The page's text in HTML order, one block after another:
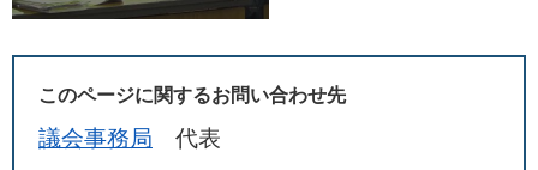
このページに関するお問い合わせ先
議会事務局
代表